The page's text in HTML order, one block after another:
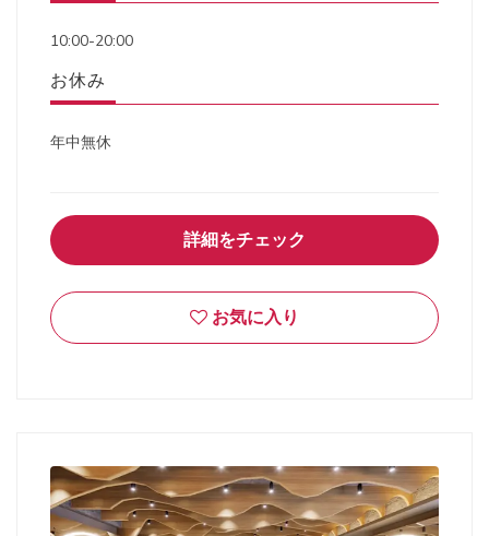
10:00-20:00
お休み
年中無休
詳細をチェック
お気に入り